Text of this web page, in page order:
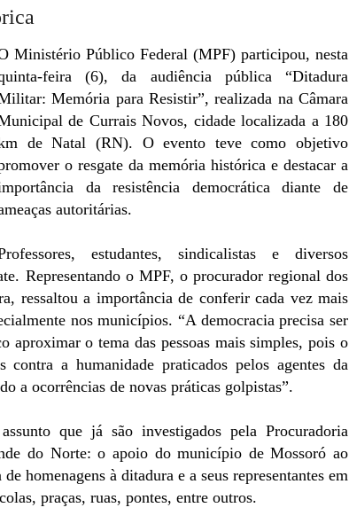
Ministério Público Federal (MPF) participou, nesta
feira (6), da audiência pública “Ditadura
Memória para Resistir”, realizada na Câmara
de Currais Novos, cidade localizada a 180
de Natal (RN). O evento teve como objetivo
o resgate da memória histórica e destacar a
da resistência democrática diante de
autoritárias.
estudantes, sindicalistas e diversos
Representando o MPF, o procurador regional dos
ressaltou a importância de conferir cada vez mais
nos municípios. “A democracia precisa ser
aproximar o tema das pessoas mais simples, pois o
a humanidade praticados pelos agentes da
a ocorrências de novas práticas golpistas”.
que já são investigados pela Procuradoria
do Norte: o apoio do município de Mossoró ao
homenagens à ditadura e a seus representantes em
praças, ruas, pontes, entre outros.